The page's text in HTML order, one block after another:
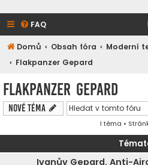
FAQ
Domů Obsah fóra
Moderní
Flakpanzer Gepard
Flakpanzer Gepard
Nové téma
1 téma •
Ivanův Gepard, Anti-